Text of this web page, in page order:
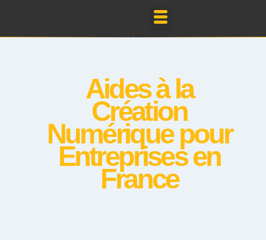
Aides à la
Création
Numérique pour
Entreprises en
France